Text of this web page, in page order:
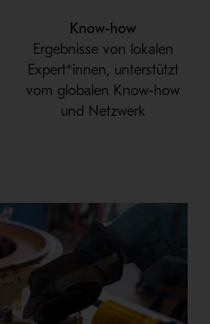
Know-how
Ergebnisse von lokalen
Expert*innen, unterstützt
vom globalen Know-how
und Netzwerk